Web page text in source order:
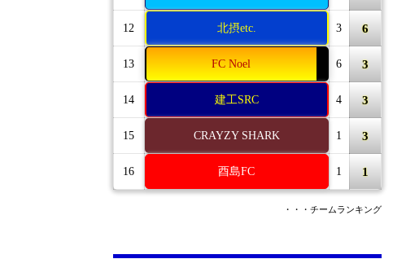
12 北摂etc. 3 6
13 FC Noel 6 3
14 建工SRC 4 3
15 CRAYZY SHARK 1 3
16 酉島FC 1 1
・・・チームランキング